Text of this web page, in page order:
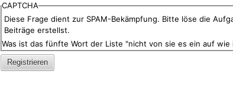
CAPTCHA
Diese Frage dient zur SPAM-Bekämpfung. Bitte löse die
Beiträge erstellst.
Was ist das fünfte Wort der Liste "nicht von sie es ein auf wie